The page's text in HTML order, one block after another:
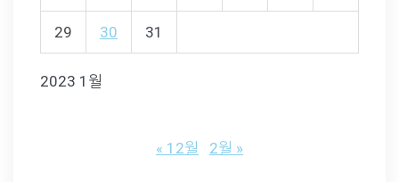
2023 1월
29 30 31
« 12월 2월 »